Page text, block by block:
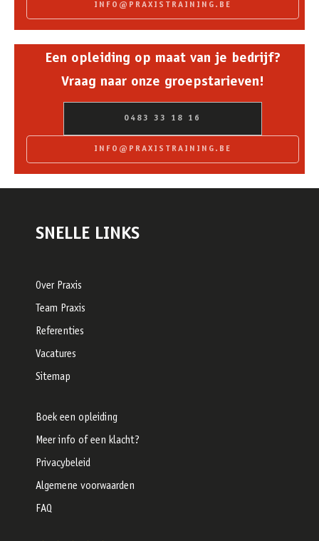
INFO@PRAXISTRAINING.BE
Een opleiding op maat van je bedrijf?
Vraag naar onze groepstarieven!
0483 33 18 16
INFO@PRAXISTRAINING.BE
SNELLE LINKS
Over Praxis
Team Praxis
Referenties
Vacatures
Sitemap
Boek een opleiding
Meer info of een klacht?
Privacybeleid
Algemene voorwaarden
FAQ